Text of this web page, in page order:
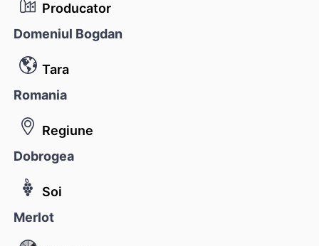
Producator
Domeniul Bogdan
Tara
Romania
Regiune
Dobrogea
Soi
Merlot